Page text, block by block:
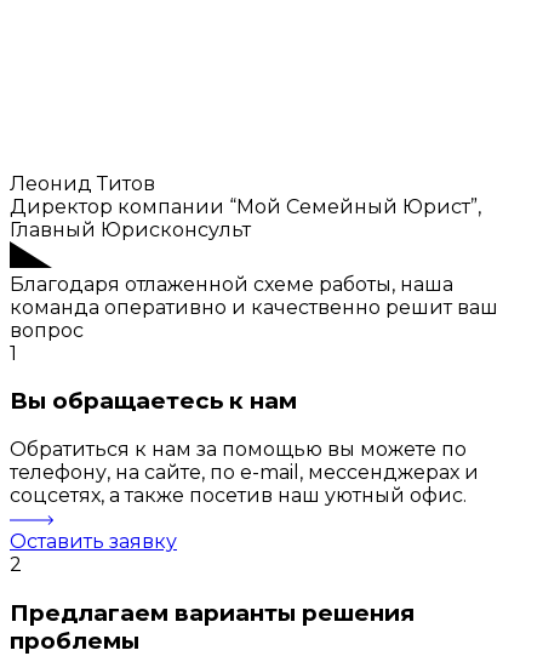
Леонид Титов
Директор компании “Мой Семейный Юрист”,
Главный Юрисконсульт
Благодаря отлаженной схеме работы, наша
команда оперативно и качественно решит ваш
вопрос
1
Вы обращаетесь к нам
Обратиться к нам за помощью вы можете по
телефону, на сайте, по e-mail, мессенджерах и
соцсетях, а также посетив наш уютный офис.
Оставить заявку
2
Предлагаем варианты решения
проблемы